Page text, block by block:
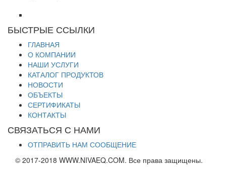
БЫСТРЫЕ ССЫЛКИ
ГЛАВНАЯ
О КОМПАНИИ
НАШИ УСЛУГИ
КАТАЛОГ ПРОДУКТОВ
НОВОСТИ
ОБЪЕКТЫ
СЕРТИФИКАТЫ
КОНТАКТЫ
СВЯЗАТЬСЯ С НАМИ
ОТПРАВИТЬ НАМ СООБЩЕНИЕ
© 2017-2018 WWW.NIVAEQ.COM. Все права защищены.